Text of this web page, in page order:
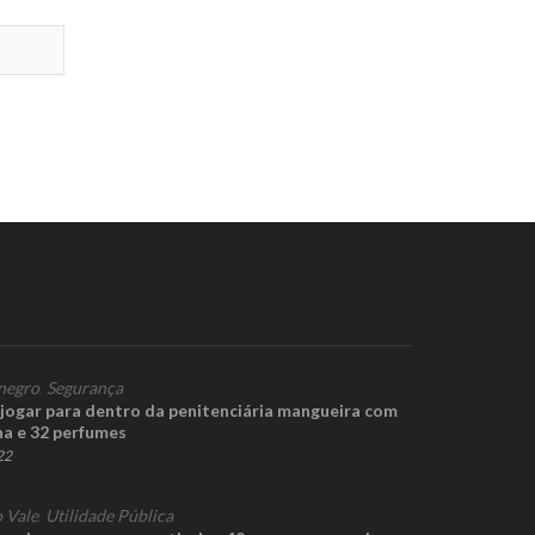
Segurança
para dentro da penitenciária mangueira com
e 32 perfumes
Vale, Utilidade Pública